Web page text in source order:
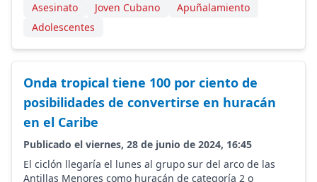
Asesinato Joven Cubano
Apuñalamiento
Adolescentes
Onda tropical tiene 100 por ciento de
posibilidades de convertirse en huracán
en el Caribe
Publicado el viernes, 28 de junio de 2024, 16:45
El ciclón llegaría el lunes al grupo sur del arco de las
Antillas Menores como huracán de categoría 2 o